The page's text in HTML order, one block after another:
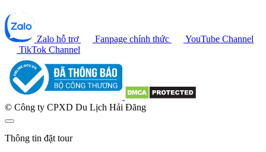
Zalo hỗ trợ Fanpage chính thức
YouTube Channel
TikTok Channel
© Công ty CPXD Du Lịch Hải Đăng
Thông tin đặt tour